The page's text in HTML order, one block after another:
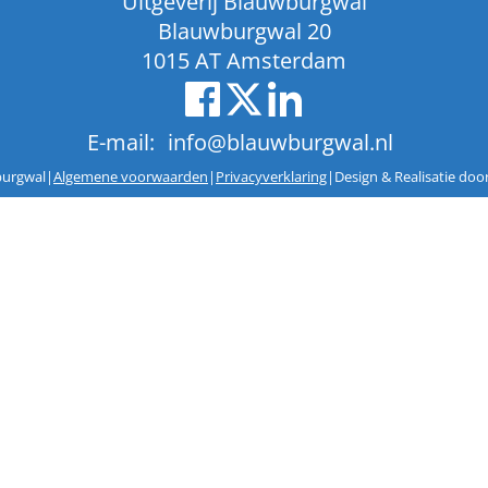
Blauwburgwal 20
1015 AT Amsterdam
E-mail: info@blauwburgwal.nl
|Algemene voorwaarden | Privacyverklaring| Design & Realisatie